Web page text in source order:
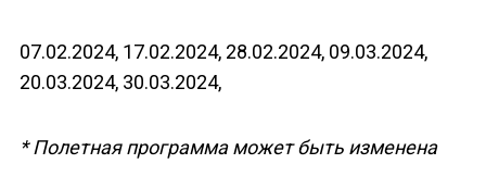
07.02.2024, 17.02.2024, 28.02.2024, 09.03.2024,
20.03.2024, 30.03.2024,
* Полетная программа может быть изменена